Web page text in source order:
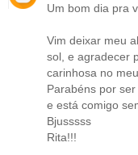
Um bom dia pra
Vim deixar meu
sol, e agradecer
carinhosa no
Parabéns por
e está comigo
Bjusssss
Rita!!!